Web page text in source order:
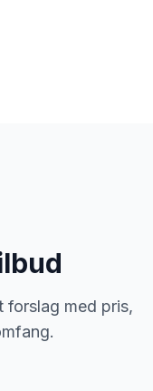
forslag med pris,